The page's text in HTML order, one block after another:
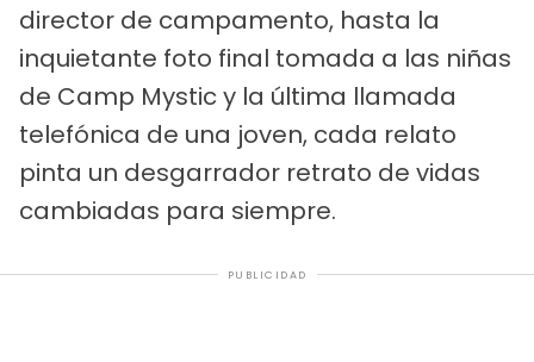
director de campamento, hasta la
inquietante foto final tomada a las niñas
de Camp Mystic y la última llamada
telefónica de una joven, cada relato
pinta un desgarrador retrato de vidas
cambiadas para siempre.
PUBLICIDAD